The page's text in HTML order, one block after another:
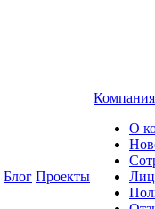
Блог Проекты
Компания
О